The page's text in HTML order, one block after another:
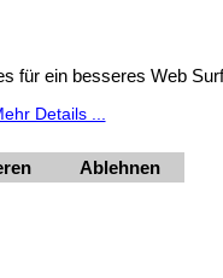
9 - 12 Uhr.
für ein besseres Web
Details ...
Ablehnen